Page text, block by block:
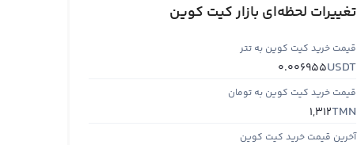
تغییرات لحظه‌ای بازار کیت کوین
قیمت خرید کیت کوین به تتر
USDT
0.006955
قیمت خرید کیت کوین به تومان
TMN
1,312
آخرین قیمت خرید کیت کوین